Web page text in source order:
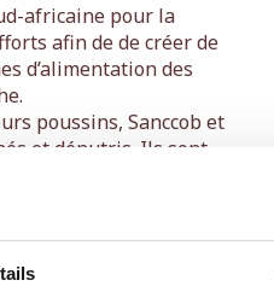
africaine pour la
afin de de créer de
d’alimentation des
poussins, Sanccob et
et dénutris. Ils sont